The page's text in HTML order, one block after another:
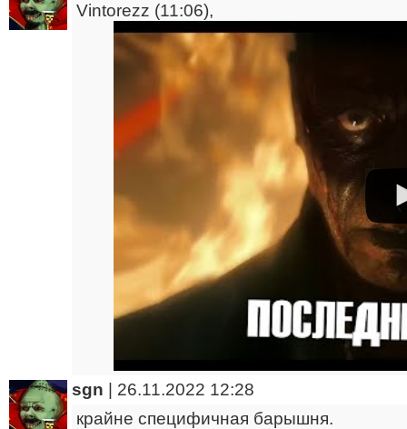
Vintorezz (11:06),
sgn
26.11.2022 12:28
крайне специфичная барышня.